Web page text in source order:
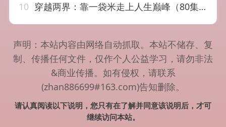
10 穿越两界：靠一袋米走上人生巅峰（80集）乔静静&刘煜烨
声明：本站内容由网络自动抓取。本站不储存、复
制、传播任何文件，仅作个人公益学习，请勿非法
&商业传播。如有侵权，请联系
(zhan886699#163.com)告知删除。
请认真阅读以下说明，您只有在了解并同意该说明后，才可
继续访问本站。